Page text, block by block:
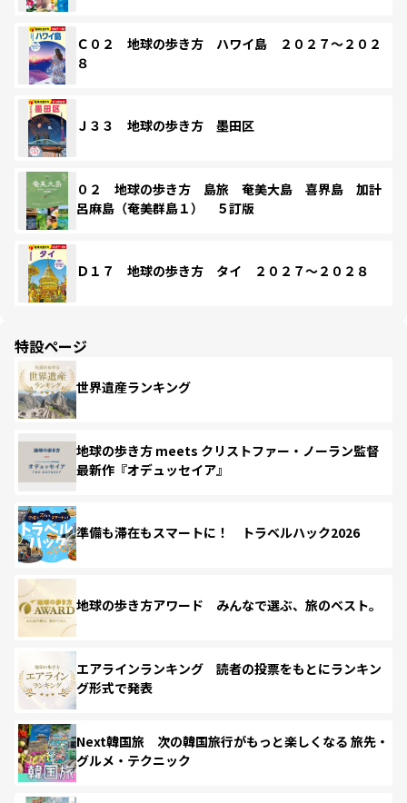
Ｃ０２ 地球の歩き方 ハワイ島 ２０２７～２０２
８
Ｊ３３ 地球の歩き方 墨田区
０２ 地球の歩き方 島旅 奄美大島 喜界島 加計
呂麻島（奄美群島１） ５訂版
Ｄ１７ 地球の歩き方 タイ ２０２７～２０２８
特設ページ
世界遺産ランキング
地球の歩き方 meets クリストファー・ノーラン監督
最新作『オデュッセイア』
準備も滞在もスマートに！ トラベルハック2026
地球の歩き方アワード みんなで選ぶ、旅のベスト。
エアラインランキング 読者の投票をもとにランキン
グ形式で発表
Next韓国旅 次の韓国旅行がもっと楽しくなる 旅先・
グルメ・テクニック